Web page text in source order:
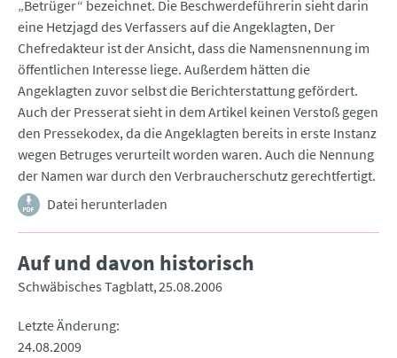
„Betrüger“ bezeichnet. Die Beschwerdeführerin sieht darin
eine Hetzjagd des Verfassers auf die Angeklagten, Der
Chefredakteur ist der Ansicht, dass die Namensnennung im
öffentlichen Interesse liege. Außerdem hätten die
Angeklagten zuvor selbst die Berichterstattung gefördert.
Auch der Presserat sieht in dem Artikel keinen Verstoß gegen
den Pressekodex, da die Angeklagten bereits in erste Instanz
wegen Betruges verurteilt worden waren. Auch die Nennung
der Namen war durch den Verbraucherschutz gerechtfertigt.
Datei herunterladen
Auf und davon historisch
Schwäbisches Tagblatt 25.08.2006
Letzte Änderung
24.08.2009